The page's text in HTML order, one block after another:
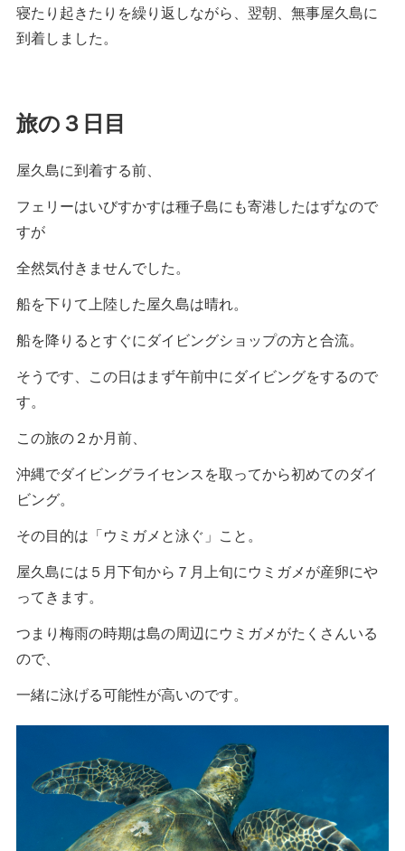
寝たり起きたりを繰り返しながら、翌朝、無事屋久島に
到着しました。
旅の３日目
屋久島に到着する前、
フェリーはいびすかすは種子島にも寄港したはずなので
すが
全然気付きませんでした。
船を下りて上陸した屋久島は晴れ。
船を降りるとすぐにダイビングショップの方と合流。
そうです、この日はまず午前中にダイビングをするので
す。
この旅の２か月前、
沖縄でダイビングライセンスを取ってから初めてのダイ
ビング。
その目的は「ウミガメと泳ぐ」こと。
屋久島には５月下旬から７月上旬にウミガメが産卵にや
ってきます。
つまり梅雨の時期は島の周辺にウミガメがたくさんいる
ので、
一緒に泳げる可能性が高いのです。